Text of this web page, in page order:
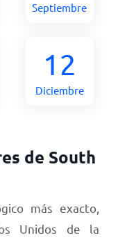
Septiembre
12
Diciembre
de South
más exacto,
Unidos de la